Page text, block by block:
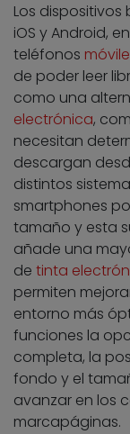
Los
iOS y Android,
teléfonos
de poder leer
como una
electrónica,
necesitan
descargan
distintos
smartphones
tamaño y esta
añade una
de tinta
permiten
entorno más
funciones la
completa, la
fondo y el
avanzar en los
marcapáginas.